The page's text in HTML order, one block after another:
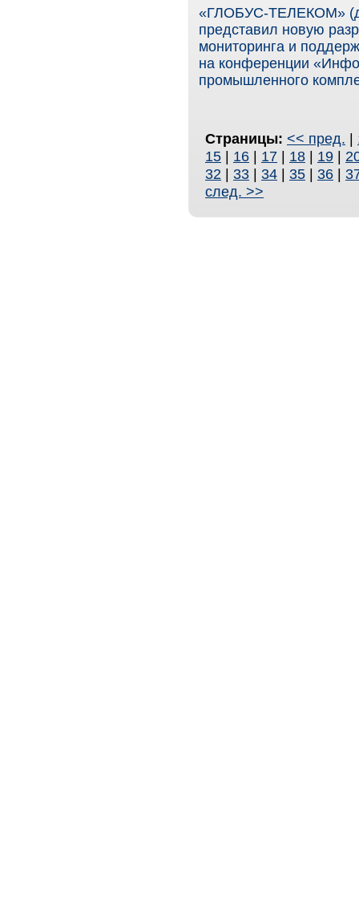
«ГЛОБУС-ТЕЛЕКОМ»
представил новую
мониторинга и
на конференции
промышленного
Страницы: << пред. |
15 | 16 | 17 | 18 | 19 |
32 | 33 | 34 | 35 | 36 |
след. >>